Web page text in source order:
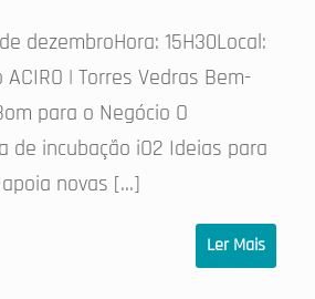
dezembroHora: 15H30Local:
| Torres Vedras Bem-
para o Negócio O
de incubação iO2 Ideias para
novas […]
Ler Mais